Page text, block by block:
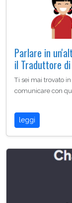
Parlare in
il Traduttore
Ti sei mai trovato
comunicare con
leggi